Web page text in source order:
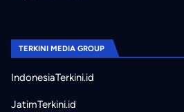
TERKINI MEDIA GROUP
IndonesiaTerkini.id
JatimTerkini.id